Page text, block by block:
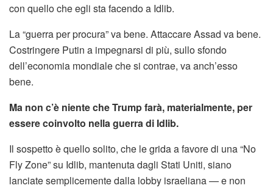
con quello che egli sta facendo a Idlib.
La “guerra per procura” va bene. Attaccare Assad va bene.
Costringere Putin a impegnarsi di più, sullo sfondo
dell’economia mondiale che si contrae, va anch’esso
bene.
Ma non c’è niente che Trump farà, materialmente, per
essere coinvolto nella guerra di Idlib.
Il sospetto è quello solito, che le grida a favore di una “No
Fly Zone” su Idlib, mantenuta dagli Stati Uniti, siano
lanciate semplicemente dalla lobby israeliana — e non